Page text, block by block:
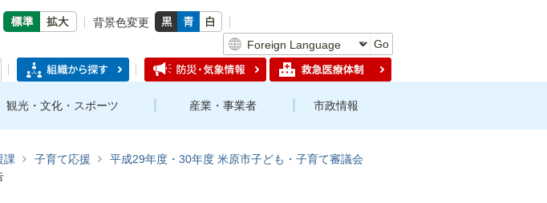
背景色変更
Go
観光・文化・スポーツ 産業・事業者 市政情報
課 子育て応援
平成29年度・30年度 米原市子ども・子育て審議会